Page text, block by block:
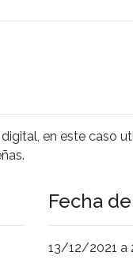
en este caso
Fecha
13/12/2021 a